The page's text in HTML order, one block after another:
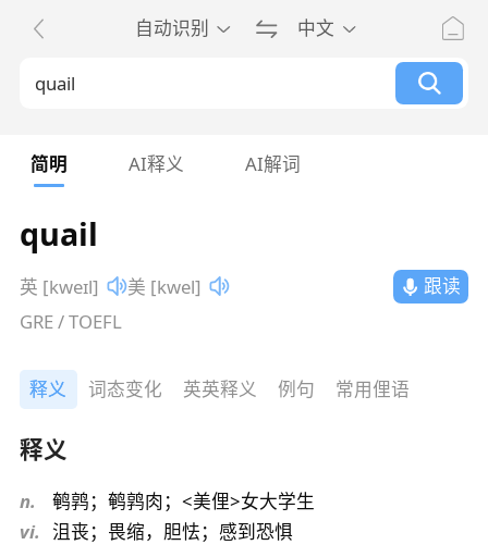
自动识别 中文
简明 AI释义 AI解词
quail
英 [kweɪl] 美 [kwel]
跟读
GRE / TOEFL
释义 词态变化 英英释义 例句 常用俚语
释义
n.
鹌鹑；鹌鹑肉；<美俚>女大学生
vi. 沮丧；畏缩，胆怯；感到恐惧